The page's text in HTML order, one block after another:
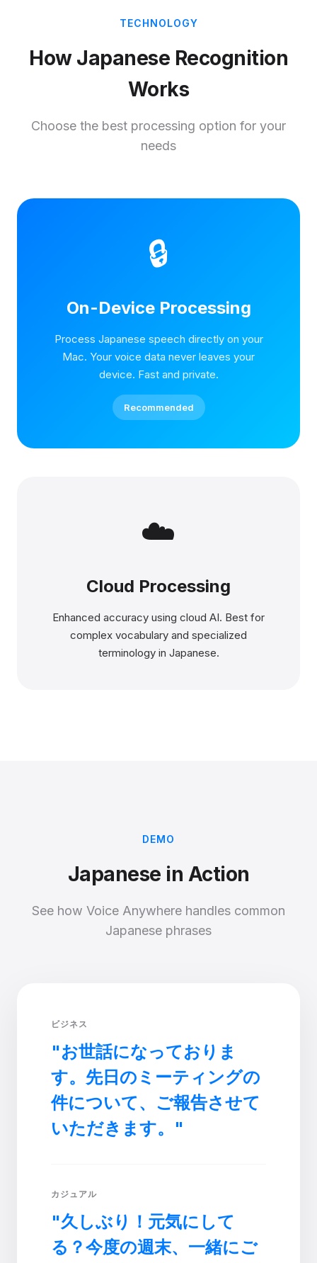
TECHNOLOGY
How Japanese Recognition
Works
Choose the best processing option for your
needs
🔒
On-Device Processing
Process Japanese speech directly on your
Mac. Your voice data never leaves your
device. Fast and private.
Recommended
☁️
Cloud Processing
Enhanced accuracy using cloud AI. Best for
complex vocabulary and specialized
terminology in Japanese.
DEMO
Japanese in Action
See how Voice Anywhere handles common
Japanese phrases
ビジネス
"お世話になっておりま
す。先日のミーティングの
件について、ご報告させて
いただきます。"
カジュアル
"久しぶり！元気にして
る？今度の週末、一緒にご